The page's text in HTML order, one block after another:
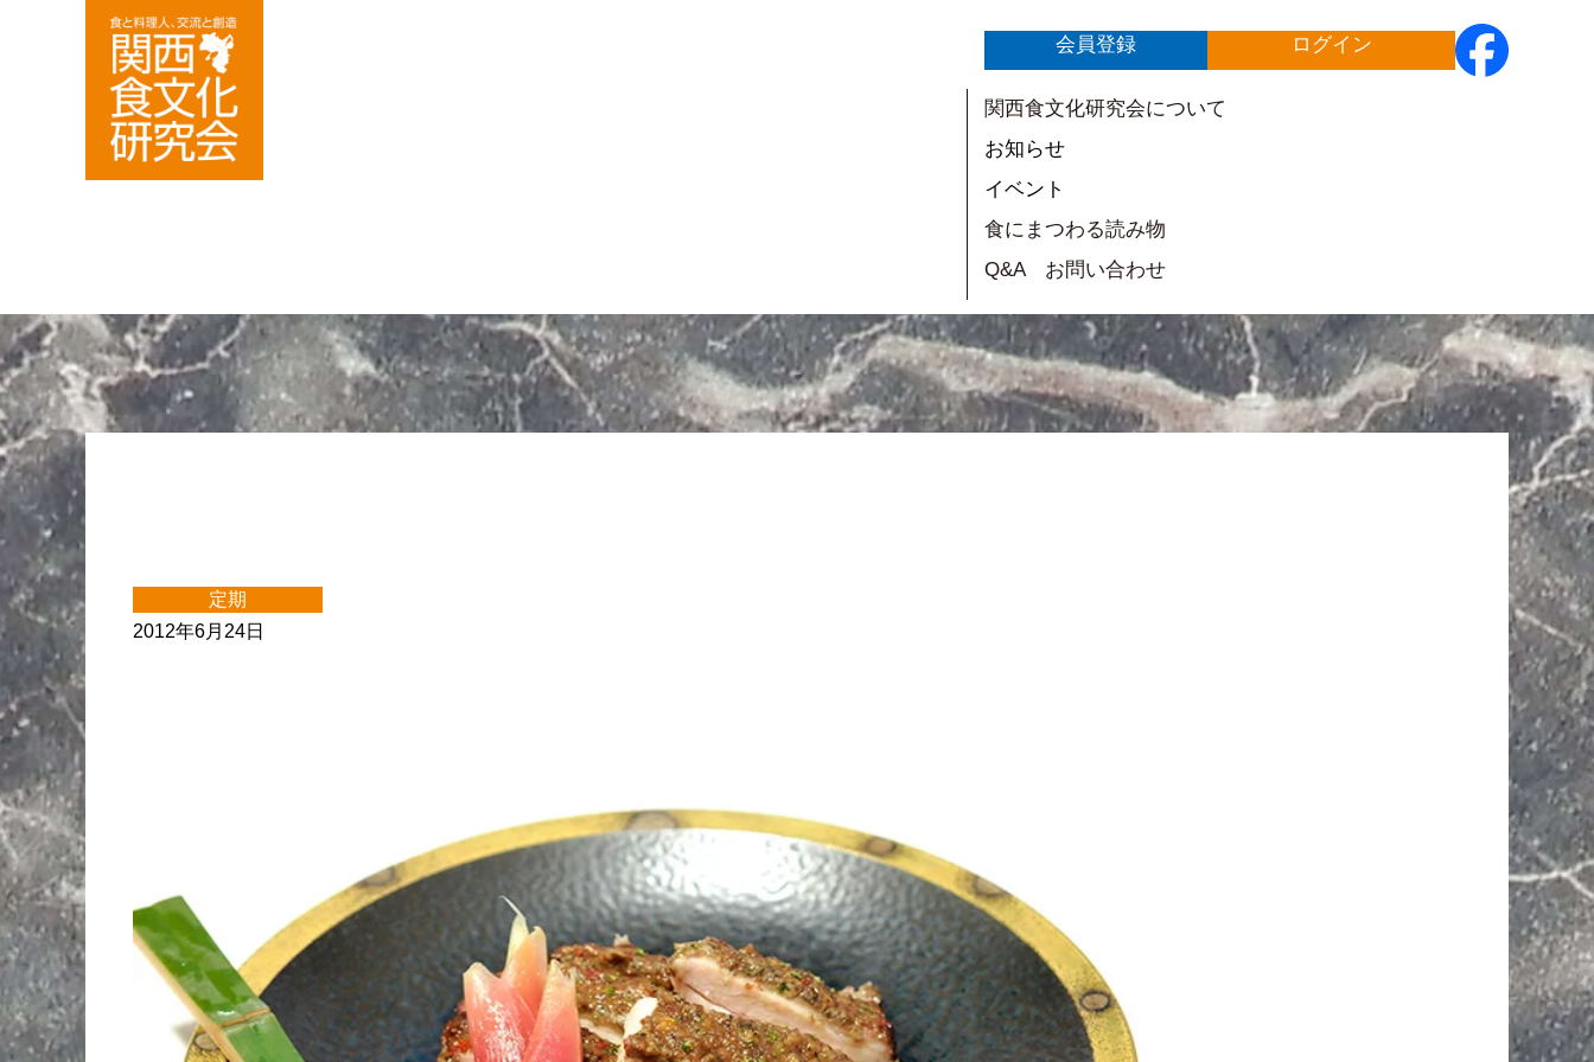
会員登録 ログイン
関西食文化研究会について
お知らせ
イベント
食にまつわる読み物
Q&A お問い合わせ
定期
2012年6月24日